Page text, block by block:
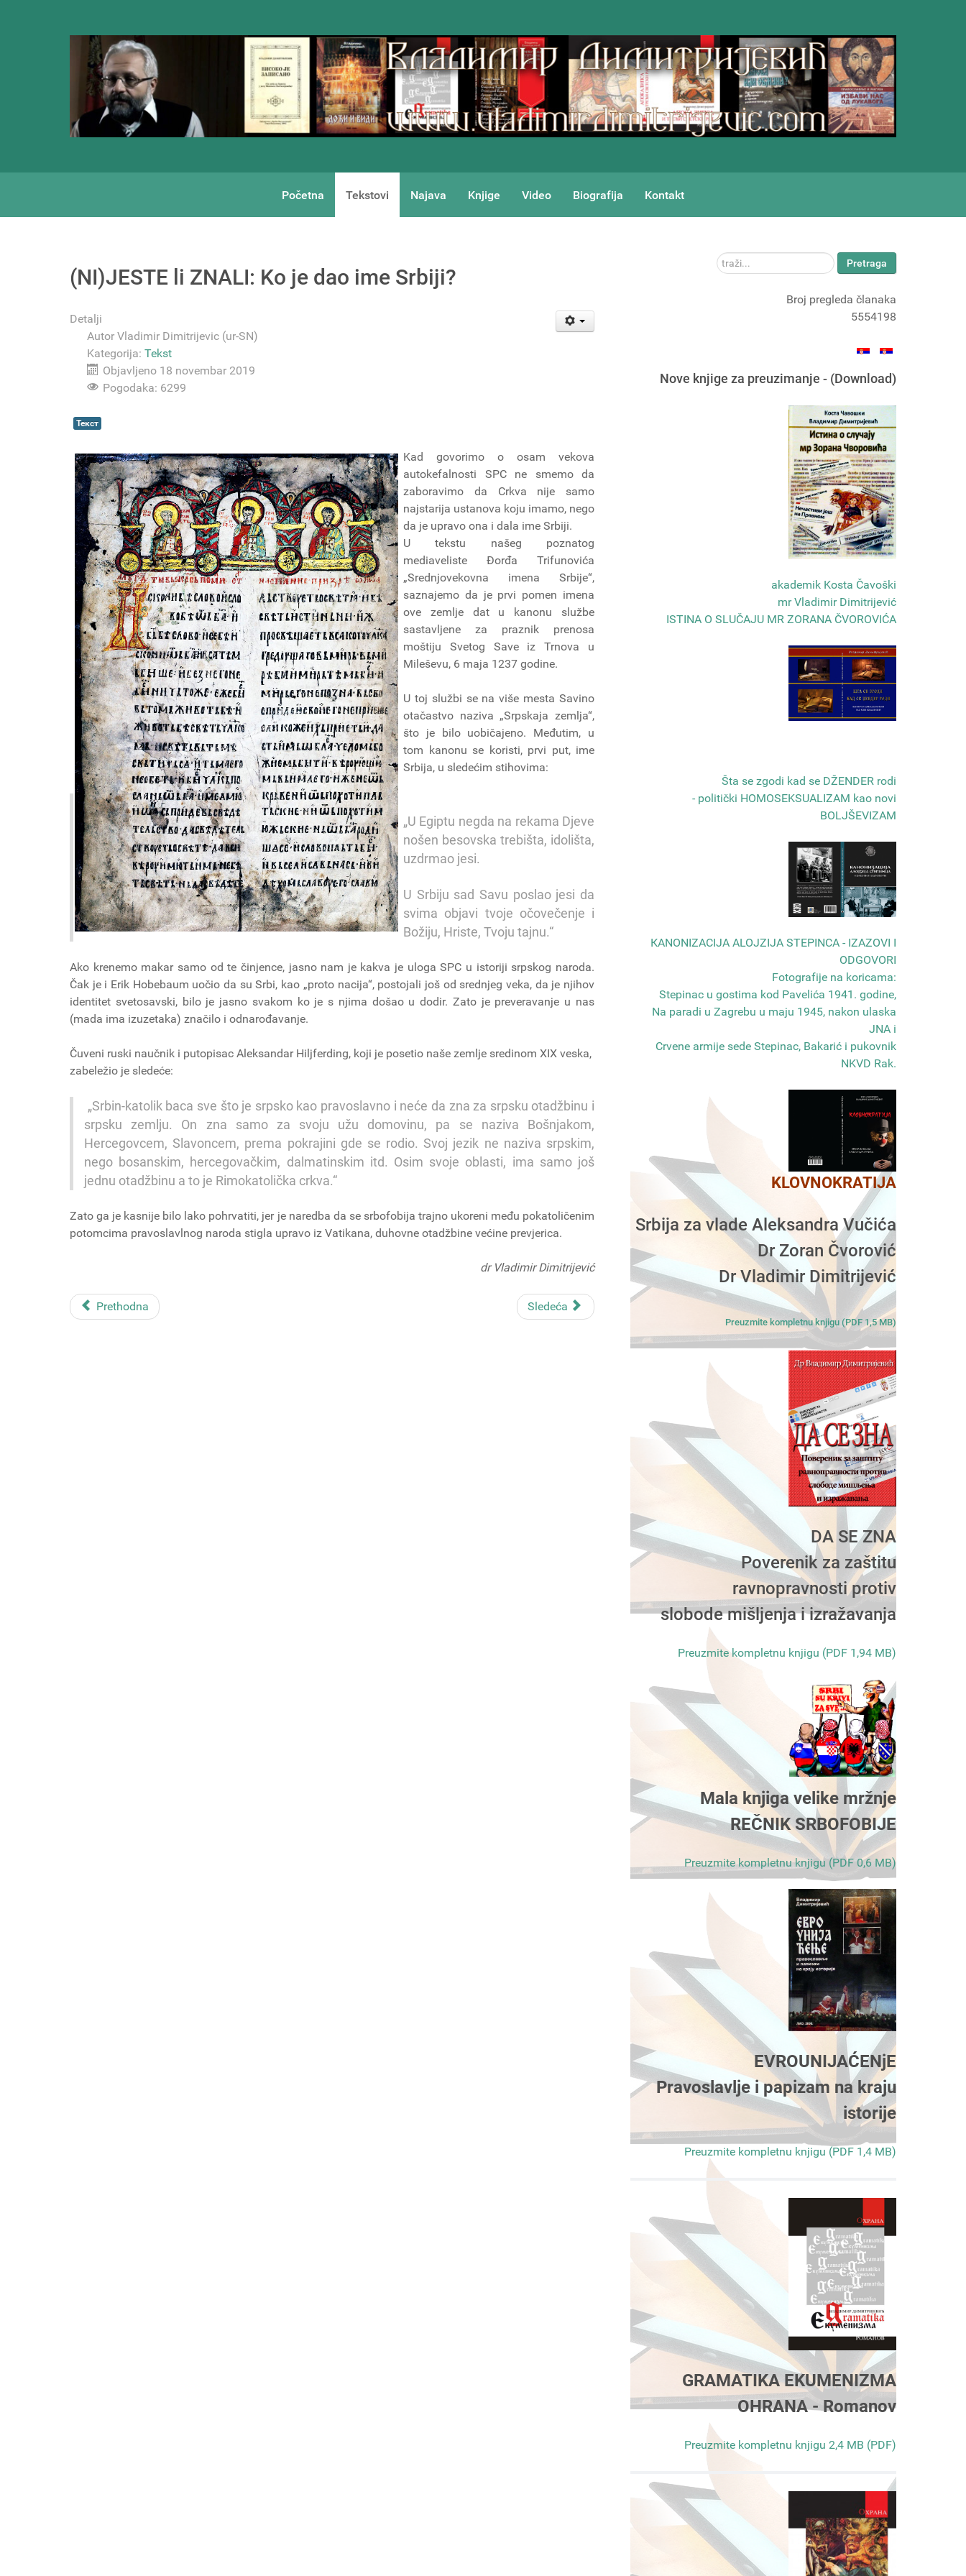
Početna Tekstovi Najava Knjige Video Biografija Kontakt
(NI)JESTE li ZNALI: Ko je dao ime Srbiji?
Detalji
Autor Vladimir Dimitrijevic (ur-SN)
Kategorija: Tekst
Objavljeno 18 novembar 2019
Pogodaka: 6299
Текст
Kad govorimo o osam vekova
autokefalnosti SPC ne smemo da
zaboravimo da Crkva nije samo
najstarija ustanova koju imamo, nego
da je upravo ona i dala ime Srbiji.
U tekstu našeg poznatog
mediaveliste Đorđa Trifunovića
„Srednjovekovna imena Srbije“,
saznajemo da je prvi pomen imena
ove zemlje dat u kanonu službe
sastavljene za praznik prenosa
moštiju Svetog Save iz Trnova u
Mileševu, 6 maja 1237 godine.
U toj službi se na više mesta Savino
otačastvo naziva „Srpskaja zemlja“,
što je bilo uobičajeno. Međutim, u
tom kanonu se koristi, prvi put, ime
Srbija, u sledećim stihovima:
„U Egiptu negda na rekama Djeve
nošen besovska trebišta, idolišta,
uzdrmao jesi.
U Srbiju sad Savu poslao jesi da
svima objavi tvoje očovečenje i
Božiju, Hriste, Tvoju tajnu.“
Ako krenemo makar samo od te činjence, jasno nam je kakva je uloga SPC u istoriji srpskog naroda.
Čak je i Erik Hobebaum uočio da su Srbi, kao „proto nacija“, postojali još od srednjeg veka, da je njihov
identitet svetosavski, bilo je jasno svakom ko je s njima došao u dodir. Zato je preveravanje u nas
(mada ima izuzetaka) značilo i odnarođavanje.
Čuveni ruski naučnik i putopisac Aleksandar Hiljferding, koji je posetio naše zemlje sredinom XIX veska,
zabeležio je sledeće:
„Srbin-katolik baca sve što je srpsko kao pravoslavno i neće da zna za srpsku otadžbinu i
srpsku zemlju. On zna samo za svoju užu domovinu, pa se naziva Bošnjakom,
Hercegovcem, Slavoncem, prema pokrajini gde se rodio. Svoj jezik ne naziva srpskim,
nego bosanskim, hercegovačkim, dalmatinskim itd. Osim svoje oblasti, ima samo još
jednu otadžbinu a to je Rimokatolička crkva.“
Zato ga je kasnije bilo lako pohrvatiti, jer je naredba da se srbofobija trajno ukoreni među pokatoličenim
potomcima pravoslavlnog naroda stigla upravo iz Vatikana, duhovne otadžbine većine prevjerica.
dr Vladimir Dimitrijević
Prethodna Sledeća
traži... Pretraga
Broj pregleda članaka
5554198
Nove knjige za preuzimanje - (Download)
akademik Kosta Čavoški
mr Vladimir Dimitrijević
ISTINA O SLUČAJU MR ZORANA ČVOROVIĆA
Šta se zgodi kad se DŽENDER rodi
- politički HOMOSEKSUALIZAM kao novi
BOLJŠEVIZAM
КANONIZACIJA ALOJZIJA STEPINCA - IZAZOVI I
ODGOVORI
Fotografije na koricama:
Stepinac u gostima kod Pavelića 1941. godine,
Na paradi u Zagrebu u maju 1945, nakon ulaska
JNA i
Crvene armije sede Stepinac, Bakarić i pukovnik
NKVD Rak.
KLOVNOKRATIJA
Srbija za vlade Aleksandra Vučića
Dr Zoran Čvorović
Dr Vladimir Dimitrijević
Preuzmite kompletnu knjigu (PDF 1,5 MB)
DA SE ZNA
Poverenik za zaštitu
ravnopravnosti protiv
slobode mišljenja i izražavanja
Preuzmite kompletnu knjigu (PDF 1,94 MB)
Mala knjiga velike mržnje
REČNIK SRBOFOBIJE
Preuzmite kompletnu knjigu (PDF 0,6 MB)
EVROUNIJAĆENjE
Pravoslavlje i papizam na kraju
istorije
Preuzmite kompletnu knjigu (PDF 1,4 MB)
GRAMATIKA EKUMENIZMA
OHRANA - Romanov
Preuzmite kompletnu knjigu 2,4 MB (PDF)